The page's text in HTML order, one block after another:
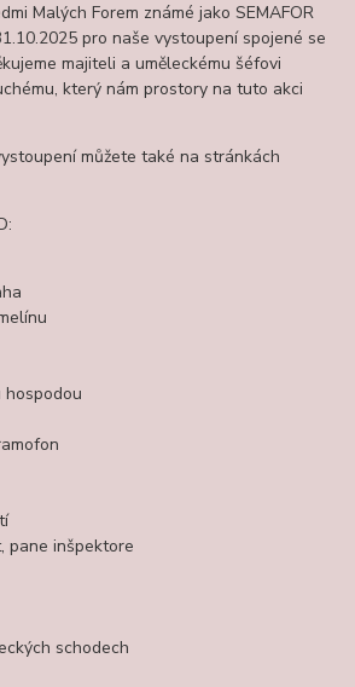
Malých Forem známé jako SEMAFOR
pro naše vystoupení spojené se
majiteli a uměleckému šéfovi
který nám prostory na tuto akci
můžete také na stránkách
hospodou
pane inšpektore
schodech